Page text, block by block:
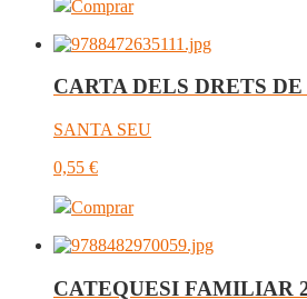
Comprar
CARTA DELS DRETS
SANTA SEU
0,55 €
Comprar
CATEQUESI FAMILIAR